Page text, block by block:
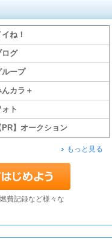
イね！
ログ
ループ
んカラ＋
ォト
PR】オークション
もっと見る
費記録など様々な